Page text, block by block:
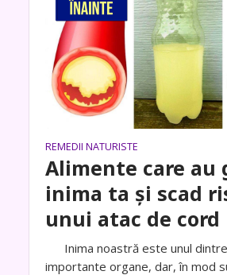
REMEDII NATURISTE
Alimente care au
inima ta și scad
unui atac de cord
Inima noastră este unul dintre
importante organe, dar, în mod